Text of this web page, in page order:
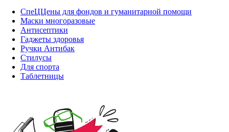
СпеЦЦены для фондов и гуманитарной помощи
Маски многоразовые
Антисептики
Гаджеты здоровья
Ручки Антибак
Стилусы
Для спорта
Таблетницы